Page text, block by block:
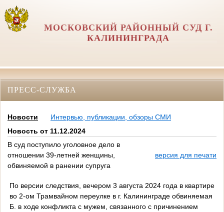
МОСКОВСКИЙ РАЙОННЫЙ СУД Г.
КАЛИНИНГРАДА
ПРЕСС-СЛУЖБА
Новости
Интервью, публикации, обзоры СМИ
Новость от 11.12.2024
В суд поступило уголовное дело в
отношении 39-летней женщины,
обвиняемой в ранении супруга
версия для печати
По версии следствия, вечером 3 августа 2024 года в квартире
во 2-ом Трамвайном переулке в г. Калининграде обвиняемая
Б. в ходе конфликта с мужем, связанного с причинением